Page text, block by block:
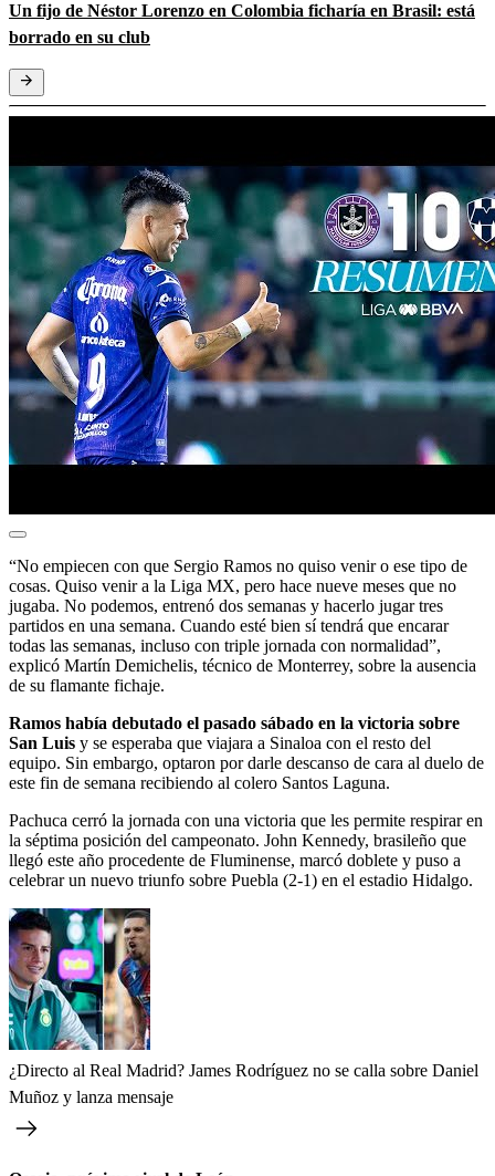
Un fijo de Néstor Lorenzo en Colombia ficharía en Brasil: está
borrado en su club
“No empiecen con que Sergio Ramos no quiso venir o ese tipo de
cosas. Quiso venir a la Liga MX, pero hace nueve meses que no
jugaba. No podemos, entrenó dos semanas y hacerlo jugar tres
partidos en una semana. Cuando esté bien sí tendrá que encarar
todas las semanas, incluso con triple jornada con normalidad”,
explicó Martín Demichelis, técnico de Monterrey, sobre la ausencia
de su flamante fichaje.
Ramos había debutado el pasado sábado en la victoria sobre
San Luis y se esperaba que viajara a Sinaloa con el resto del
equipo. Sin embargo, optaron por darle descanso de cara al duelo de
este fin de semana recibiendo al colero Santos Laguna.
Pachuca cerró la jornada con una victoria que les permite respirar en
la séptima posición del campeonato. John Kennedy, brasileño que
llegó este año procedente de Fluminense, marcó doblete y puso a
celebrar un nuevo triunfo sobre Puebla (2-1) en el estadio Hidalgo.
¿Directo al Real Madrid? James Rodríguez no se calla sobre Daniel
Muñoz y lanza mensaje